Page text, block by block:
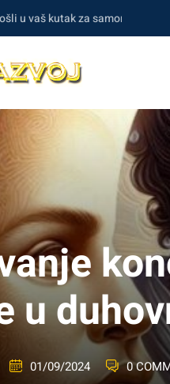
kutak za samorazvoj i duhovnost!
u
01/09/2024 0